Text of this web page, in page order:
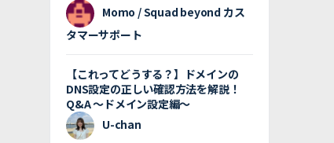
Momo / Squad beyond カス
タマーサポート
【これってどうする？】ドメインの
DNS設定の正しい確認方法を解説！
Q&A 〜ドメイン設定編〜
U-chan